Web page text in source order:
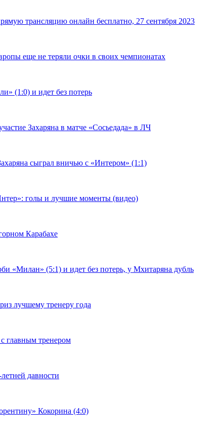
трансляцию онлайн бесплатно, 27 сентября 2023
еще не теряли очки в своих чемпионатах
(1:0) и идет без потерь
Захаряна в матче «Сосьедада» в ЛЧ
сыграл вничью с «Интером» (1:1)
голы и лучшие моменты (видео)
Карабахе
«Милан» (5:1) и идет без потерь, у Мхитаряна дубль
лучшему тренеру года
главным тренером
давности
Кокорина (4:0)